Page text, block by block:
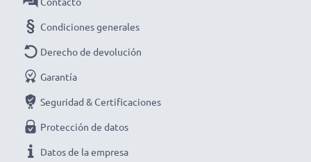
Condiciones generales
Derecho de devolución
Garantía
Seguridad & Certificaciones
Protección de datos
Datos de la empresa